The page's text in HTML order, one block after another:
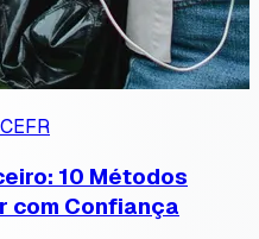
10 Métodos
com Confiança